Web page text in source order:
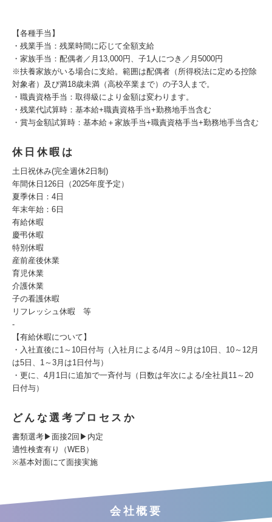
【各種手当】
・残業手当：残業時間に応じて全額支給
・家族手当：配偶者／月13,000円、子1人につき／月5000円
※扶養家族がいる場合に支給。範囲は配偶者（所得税法に定める控除
対象者）及び満18歳未満（高校卒業まで）の子3人まで。
・職責資格手当：取得級により金額は変わります。
・残業代試算時：基本給+職責資格手当+勤務地手当含む
・賞与金額試算時：基本給＋家族手当+職責資格手当+勤務地手当含む
休日休暇は
土日祝休み(完全週休2日制)
年間休日126日（2025年度予定）
夏季休日：4日
年末年始：6日
有給休暇
慶弔休暇
特別休暇
産前産後休業
育児休業
介護休業
子の看護休暇
リフレッシュ休暇 等
-
【有給休暇について】
・入社直後に1～10日付与（入社月による/4月～9月は10日、10～12月
は5日、1～3月は1日付与）
・更に、4月1日に追加で一斉付与（日数は年次による/全社員11～20
日付与）
どんな選考プロセスか
書類選考▶面接2回▶内定
適性検査有り（WEB）
※基本対面にて面接実施
会社概要